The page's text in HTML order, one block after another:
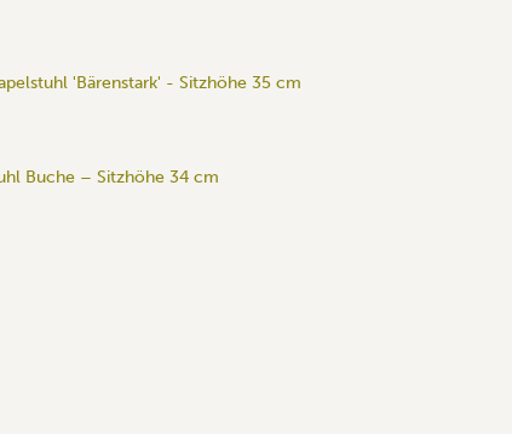
'Bärenstark' - Sitzhöhe 35 cm